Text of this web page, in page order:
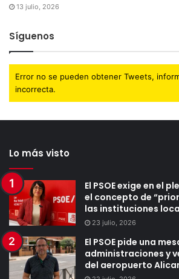
13 julio, 2026
Síguenos
Error no se pueden obtener Tweets,
incorrecta.
Lo más visto
El PSOE exige en el
el concepto de
las instituciones
23 julio, 2026
El PSOE pide una
administraciones y
del aeropuerto